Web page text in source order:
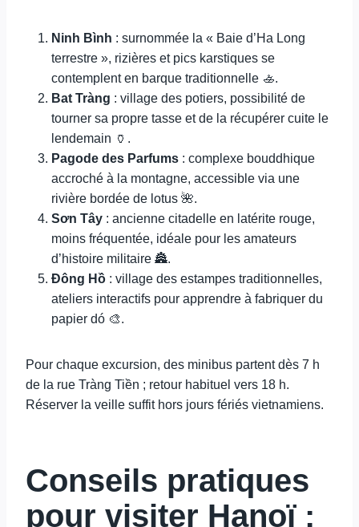
Ninh Bình : surnommée la « Baie d’Ha Long
terrestre », rizières et pics karstiques se
contemplent en barque traditionnelle 🚣.
Bat Tràng : village des potiers, possibilité de
tourner sa propre tasse et de la récupérer cuite le
lendemain 🏺.
Pagode des Parfums : complexe bouddhique
accroché à la montagne, accessible via une
rivière bordée de lotus 🌺.
Sơn Tây : ancienne citadelle en latérite rouge,
moins fréquentée, idéale pour les amateurs
d’histoire militaire 🏯.
Đông Hồ : village des estampes traditionnelles,
ateliers interactifs pour apprendre à fabriquer du
papier dó 🎨.
Pour chaque excursion, des minibus partent dès 7 h
de la rue Tràng Tiền ; retour habituel vers 18 h.
Réserver la veille suffit hors jours fériés vietnamiens.
Conseils pratiques
pour visiter Hanoï :